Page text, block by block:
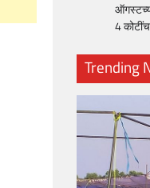
4
Trending